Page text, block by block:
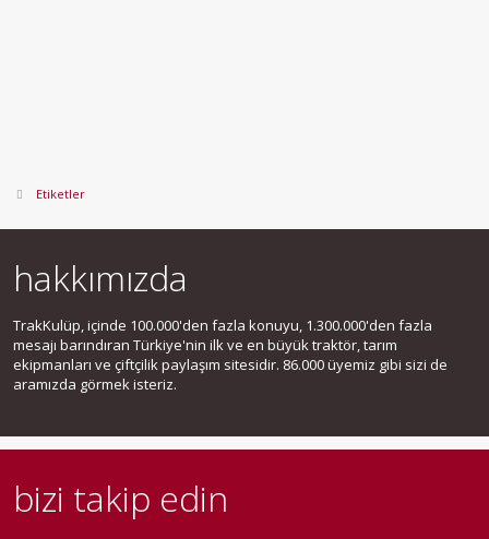
Etiketler
hakkımızda
TrakKulüp, içinde 100.000'den fazla konuyu, 1.300.000'den fazla
mesajı barındıran Türkiye'nin ilk ve en büyük traktör, tarım
ekipmanları ve çiftçilik paylaşım sitesidir. 86.000 üyemiz gibi sizi de
aramızda görmek isteriz.
bizi takip edin